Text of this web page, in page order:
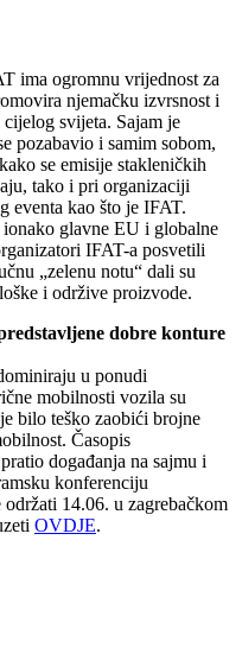
ima ogromnu vrijednost za
njemačku izvrsnost i
svijeta. Sajam je
pozabavio i samim sobom,
se emisije stakleničkih
tako i pri organizaciji
eventa kao što je IFAT.
glavne EU i globalne
IFAT-a posvetili
„zelenu notu“ dali su
i održive proizvode.
dobre konture
u ponudi
mobilnosti vozila su
bilo teško zaobići brojne
Časopis
događanja na sajmu i
konferenciju
14.06. u zagrebačkom
OVDJE.